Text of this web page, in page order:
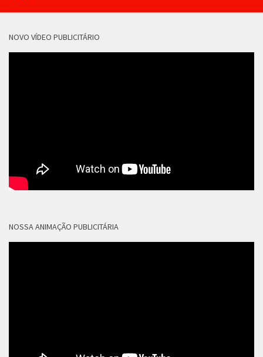
NOVO VÍDEO PUBLICITÁRIO
NOSSA ANIMAÇÃO PUBLICITÁRIA